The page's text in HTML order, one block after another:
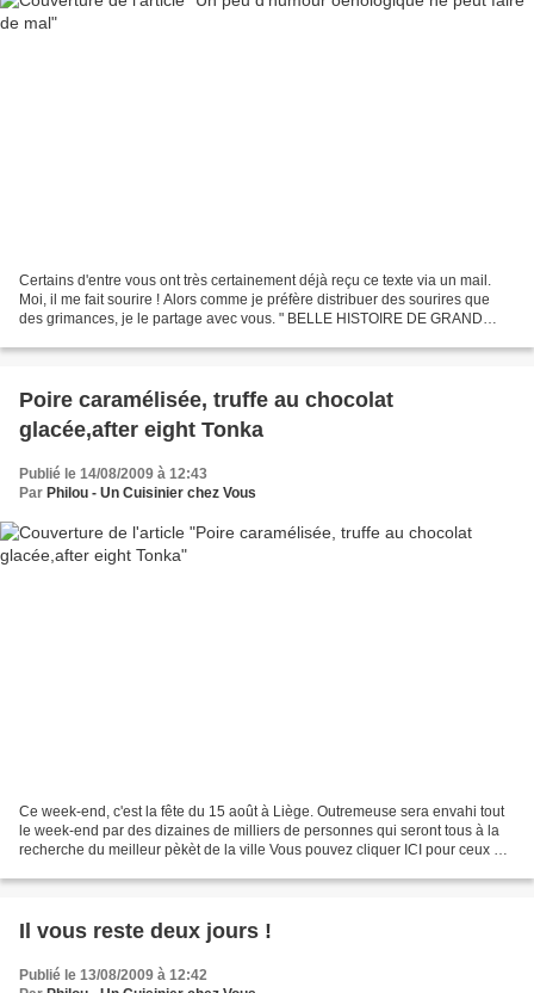
Certains d'entre vous ont très certainement déjà reçu ce texte via un mail.
Moi, il me fait sourire ! Alors comme je préfère distribuer des sourires que
des grimances, je le partage avec vous. " BELLE HISTOIRE DE GRAND
Poire caramélisée, truffe au chocolat
glacée,after eight Tonka
Publié le 14/08/2009 à 12:43
Par Philou - Un Cuisinier chez Vous
Ce week-end, c'est la fête du 15 août à Liège. Outremeuse sera envahi tout
le week-end par des dizaines de milliers de personnes qui seront tous à la
recherche du meilleur pèkèt de la ville Vous pouvez cliquer ICI pour ceux qui
Il vous reste deux jours !
Publié le 13/08/2009 à 12:42